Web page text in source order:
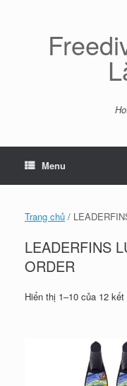
Menu
Trang chủ /
LEADERFINS
ORDER
Hiển thị 1–10 của 12 kết